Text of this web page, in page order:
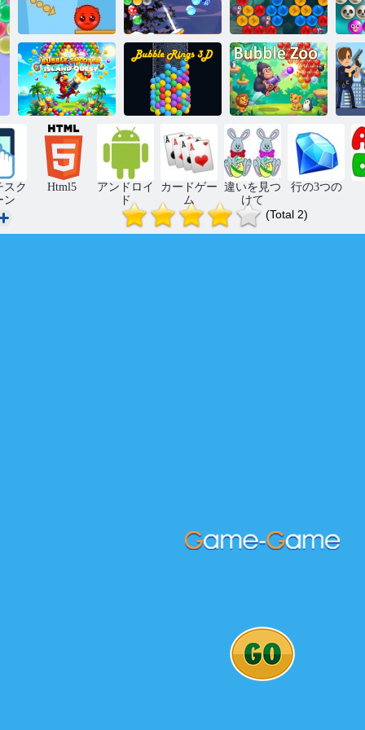
赤と緑の2
バブルシュー
ティングのク
リスマス
バブルドラゴ
ンズ
バブルシュー
ターアイラン
ドクエスト
バブルリング
バブル動物園
スク
ン
Html5
アンドロイ
ド
カードゲー
ム
違いを見つ
けて
行の3つの
(Total 2)